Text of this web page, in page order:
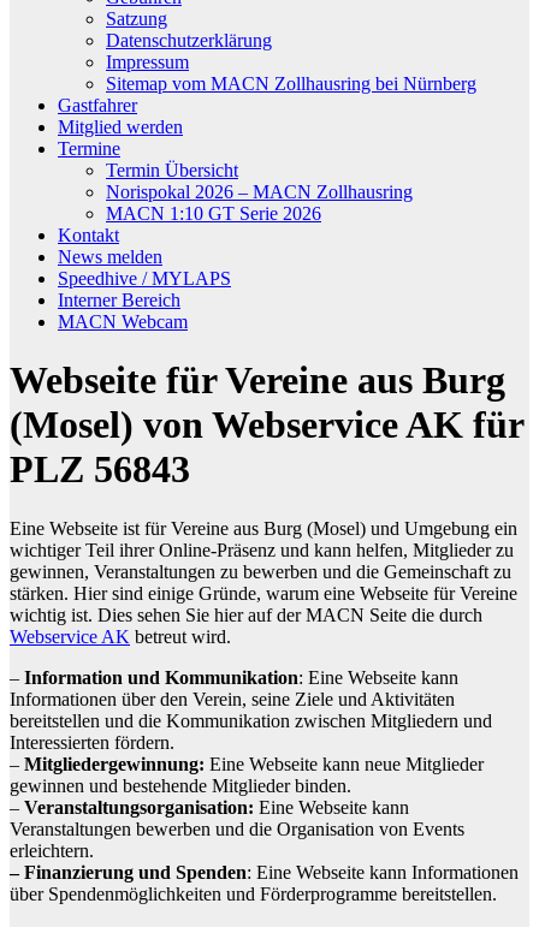
Satzung
Datenschutzerklärung
Impressum
Sitemap vom MACN Zollhausring bei Nürnberg
Gastfahrer
Mitglied werden
Termine
Termin Übersicht
Norispokal 2026 – MACN Zollhausring
MACN 1:10 GT Serie 2026
Kontakt
News melden
Speedhive / MYLAPS
Interner Bereich
MACN Webcam
Webseite für Vereine aus Burg
(Mosel) von Webservice AK für
PLZ 56843
Eine Webseite ist für Vereine aus Burg (Mosel) und Umgebung ein
wichtiger Teil ihrer Online-Präsenz und kann helfen, Mitglieder zu
gewinnen, Veranstaltungen zu bewerben und die Gemeinschaft zu
stärken. Hier sind einige Gründe, warum eine Webseite für Vereine
wichtig ist. Dies sehen Sie hier auf der MACN Seite die durch
Webservice AK betreut wird.
– Information und Kommunikation: Eine Webseite kann
Informationen über den Verein, seine Ziele und Aktivitäten
bereitstellen und die Kommunikation zwischen Mitgliedern und
Interessierten fördern.
– Mitgliedergewinnung: Eine Webseite kann neue Mitglieder
gewinnen und bestehende Mitglieder binden.
– Veranstaltungsorganisation: Eine Webseite kann
Veranstaltungen bewerben und die Organisation von Events
erleichtern.
– Finanzierung und Spenden: Eine Webseite kann Informationen
über Spendenmöglichkeiten und Förderprogramme bereitstellen.